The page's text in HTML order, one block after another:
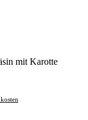
mit Karotte